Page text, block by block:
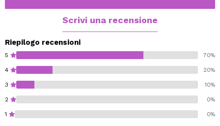
Scrivi una recensione
Riepilogo recensioni
5 70%
4 20%
3 10%
2 0%
1 0%